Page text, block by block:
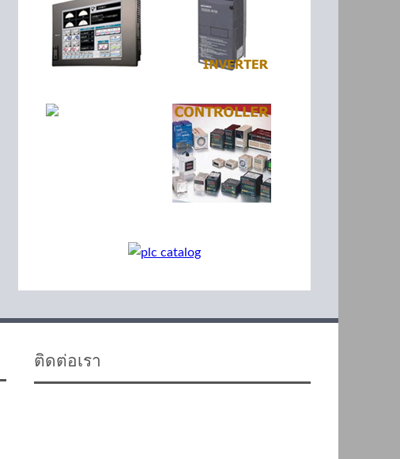
ติดต่อเรา